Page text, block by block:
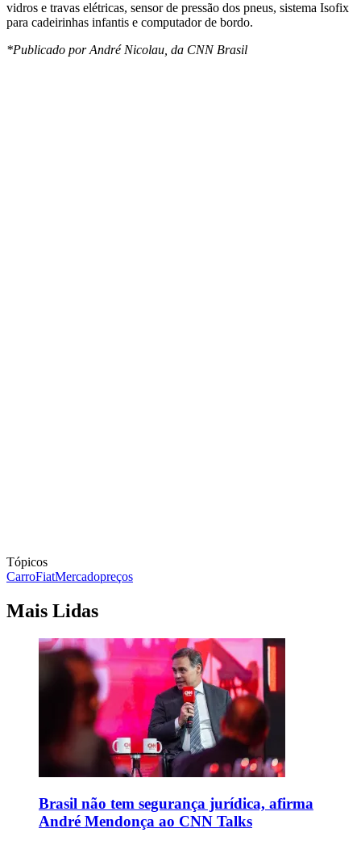
vidros e travas elétricas, sensor de pressão dos pneus, sistema Isofix
para cadeirinhas infantis e computador de bordo.
*Publicado por André Nicolau, da CNN Brasil
Tópicos
CarroFiatMercadopreços
Mais Lidas
Brasil não tem segurança jurídica, afirma
André Mendonça ao CNN Talks